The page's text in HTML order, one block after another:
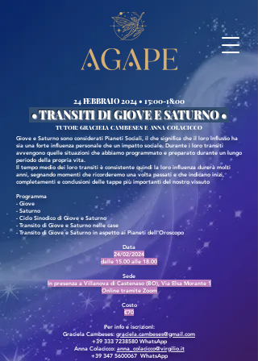
24 FEBBRAIO 2024 • 15:00-18:00
• TRANSITI DI GIOVE E SATURNO•
TUTOR: GRACIELA CAMBESES E ANNA COLACICCO
Giove e Saturno sono considerati Pianeti Sociali, il che significa che il loro influsso ha
sia una forte influenza personale che un impatto sociale. Durante i loro transiti
avvengono quelle situazioni che abbiamo programmato e preparato durante un lungo
periodo della propria vita.
Il tempo medio dei loro transiti è consistente quindi la loro influenza durerà molti
anni, segnando momenti che ricorderemo una volta passati e che indicano inizi,
completamenti e conclusioni delle tappe più importanti del nostro vissuto
Programma
- Giove
- Saturno
- Ciclo Sinodico di Giove e Saturno
- Transito di Giove e Saturno nelle case
- Transito di Giove e Saturno in aspetto ai Pianeti dell’Oroscopo
Data
24/02/2024
dalle 15.00 alle 18.00
Sede
In presenza a Villanova di Castenaso (BO), Via Elsa Morante 1
Online tramite Zoom
Costo
€70
Per info e iscrizionI:
Graciela Cambeses: graciela.cambeses@gmail.com
+39 333 7238580WhatsApp
Anna Colacicco: anna_colacicco@virgilio.it
+39 347 5600067WhatsApp